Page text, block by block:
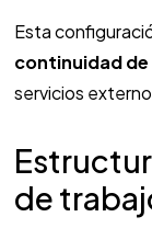
Esta
continuidad
servicios
de